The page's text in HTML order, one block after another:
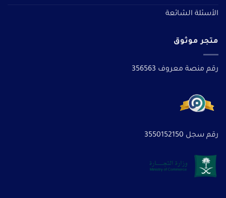
الأسئلة الشائعة
متجر موثوق
رقم منصة معروف 356563
رقم سجل 3550152150